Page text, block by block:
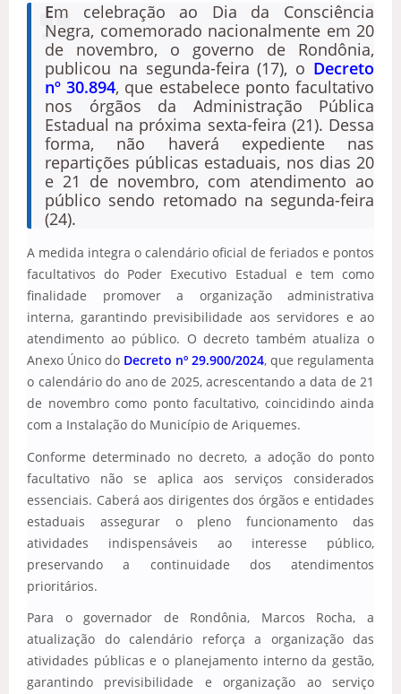
Em celebração ao Dia da Consciência
Negra, comemorado nacionalmente em 20
de novembro, o governo de Rondônia,
publicou na segunda-feira (17), o Decreto
nº 30.894, que estabelece ponto facultativo
nos órgãos da Administração Pública
Estadual na próxima sexta-feira (21). Dessa
forma, não haverá expediente nas
repartições públicas estaduais, nos dias 20
e 21 de novembro, com atendimento ao
público sendo retomado na segunda-feira
(24).
A medida integra o calendário oficial de feriados e pontos
facultativos do Poder Executivo Estadual e tem como
finalidade promover a organização administrativa
interna, garantindo previsibilidade aos servidores e ao
atendimento ao público. O decreto também atualiza o
Anexo Único do Decreto nº 29.900/2024, que regulamenta
o calendário do ano de 2025, acrescentando a data de 21
de novembro como ponto facultativo, coincidindo ainda
com a Instalação do Município de Ariquemes.
Conforme determinado no decreto, a adoção do ponto
facultativo não se aplica aos serviços considerados
essenciais. Caberá aos dirigentes dos órgãos e entidades
estaduais assegurar o pleno funcionamento das
atividades indispensáveis ao interesse público,
preservando a continuidade dos atendimentos
prioritários.
Para o governador de Rondônia, Marcos Rocha, a
atualização do calendário reforça a organização das
atividades públicas e o planejamento interno da gestão,
garantindo previsibilidade e organização ao serviço